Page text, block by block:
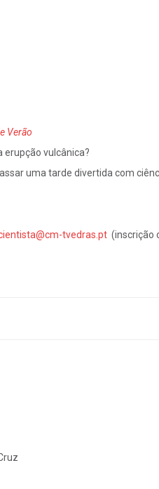
Verão
erupção vulcânica?
uma tarde divertida com
tvedras.pt(inscrição